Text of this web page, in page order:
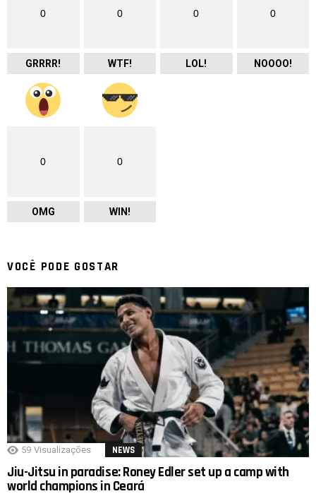
0
GRRRR!
0
WTF!
0
LOL!
0
NOOOO!
0
OMG
0
WIN!
VOCÊ PODE GOSTAR
59 Visualizações NEWS
Jiu-Jitsu in paradise: Roney Edler set up a camp with
world champions in Ceará